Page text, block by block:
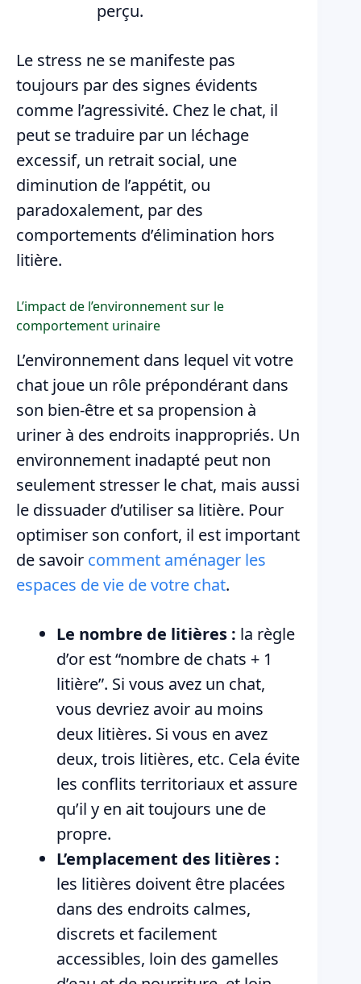
perçu.
Le stress ne se manifeste pas
toujours par des signes évidents
comme l’agressivité. Chez le chat, il
peut se traduire par un léchage
excessif, un retrait social, une
diminution de l’appétit, ou
paradoxalement, par des
comportements d’élimination hors
litière.
L’impact de l’environnement sur le
comportement urinaire
L’environnement dans lequel vit votre
chat joue un rôle prépondérant dans
son bien-être et sa propension à
uriner à des endroits inappropriés. Un
environnement inadapté peut non
seulement stresser le chat, mais aussi
le dissuader d’utiliser sa litière. Pour
optimiser son confort, il est important
de savoir comment aménager les
espaces de vie de votre chat.
Le nombre de litières : la règle
d’or est “nombre de chats + 1
litière”. Si vous avez un chat,
vous devriez avoir au moins
deux litières. Si vous en avez
deux, trois litières, etc. Cela évite
les conflits territoriaux et assure
qu’il y en ait toujours une de
propre.
L’emplacement des litières :
les litières doivent être placées
dans des endroits calmes,
discrets et facilement
accessibles, loin des gamelles